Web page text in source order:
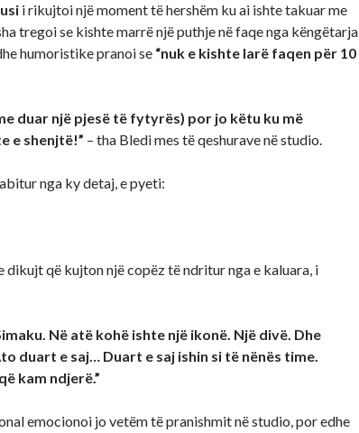
i rikujtoi një moment të hershëm ku ai ishte takuar me
tregoi se kishte marrë një puthje në faqe nga këngëtarja
humoristike pranoi se “nuk e kishte larë faqen për 10
duar një pjesë të fytyrës) por jo këtu ku më
e shenjtë!” – tha Bledi mes të qeshurave në studio.
nga ky detaj, e pyeti:
dikujt që kujton një copëz të ndritur nga e kaluara, i
Në atë kohë ishte një ikonë. Një divë. Dhe
duart e saj… Duart e saj ishin si të nënës time.
kam ndjerë.”
emocionoi jo vetëm të pranishmit në studio, por edhe